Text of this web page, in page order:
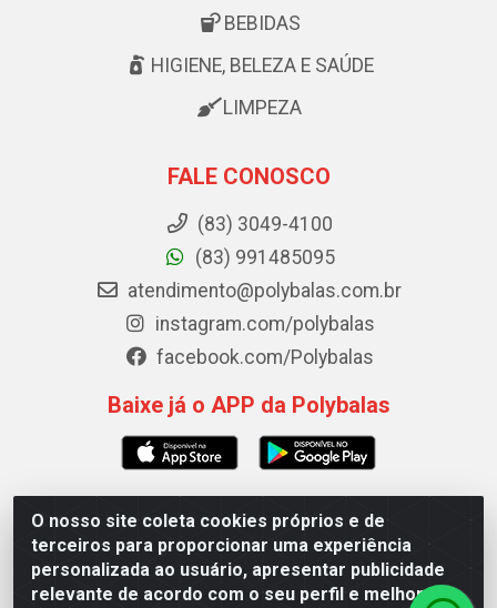
O nosso site coleta cookies próprios e de
terceiros para proporcionar uma experiência
personalizada ao usuário, apresentar publicidade
relevante de acordo com o seu perfil e melhorar a
BEBIDAS
HIGIENE, BELEZA E SAÚDE
LIMPEZA
FALE CONOSCO
(83) 3049-4100
(83) 991485095
atendimento@polybalas.com.br
instagram.com/polybalas
facebook.com/Polybalas
Baixe já o APP da Polybalas
Polybalas - Rua João Miguel de Souza, 173 Galpão B -
Ernesto Geisel, João Pessoa/PB - CEP 58.075-075 - CNPJ
00.909.327/0002-61